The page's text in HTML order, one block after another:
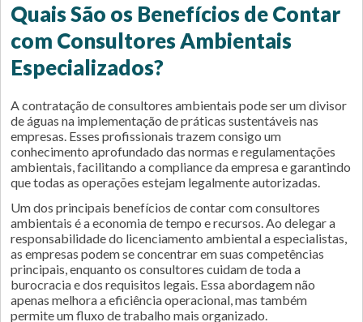
Quais São os Benefícios de Contar
com Consultores Ambientais
Especializados?
A contratação de consultores ambientais pode ser um divisor
de águas na implementação de práticas sustentáveis nas
empresas. Esses profissionais trazem consigo um
conhecimento aprofundado das normas e regulamentações
ambientais, facilitando a compliance da empresa e garantindo
que todas as operações estejam legalmente autorizadas.
Um dos principais benefícios de contar com consultores
ambientais é a economia de tempo e recursos. Ao delegar a
responsabilidade do licenciamento ambiental a especialistas,
as empresas podem se concentrar em suas competências
principais, enquanto os consultores cuidam de toda a
burocracia e dos requisitos legais. Essa abordagem não
apenas melhora a eficiência operacional, mas também
permite um fluxo de trabalho mais organizado.